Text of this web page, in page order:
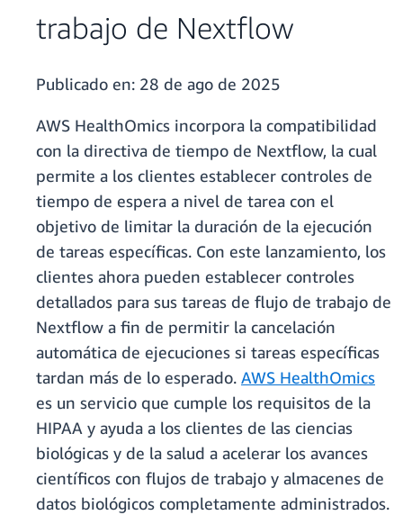
trabajo de Nextflow
Publicado en: 28 de ago de 2025
AWS HealthOmics incorpora la compatibilidad
con la directiva de tiempo de Nextflow, la cual
permite a los clientes establecer controles de
tiempo de espera a nivel de tarea con el
objetivo de limitar la duración de la ejecución
de tareas específicas. Con este lanzamiento, los
clientes ahora pueden establecer controles
detallados para sus tareas de flujo de trabajo de
Nextflow a fin de permitir la cancelación
automática de ejecuciones si tareas específicas
tardan más de lo esperado. AWS HealthOmics
es un servicio que cumple los requisitos de la
HIPAA y ayuda a los clientes de las ciencias
biológicas y de la salud a acelerar los avances
científicos con flujos de trabajo y almacenes de
datos biológicos completamente administrados.